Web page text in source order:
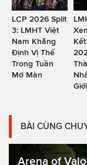
LCP 2026 Split
3: LMHT Việt
Nam Khẳng
Định Vị Thế
Trong Tuần
Mở Màn
BÀI CÙNG
Arena of